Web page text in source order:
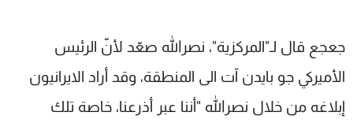
جعجع قال لـ"المركزية"، نصرالله صعّد لأنّ الرئيس
الأميركي جو بايدن آت الى المنطقة، وقد أراد الايرانيون
إبلاغه من خلال نصرالله "أننا عبر أذرعنا، خاصة تلك